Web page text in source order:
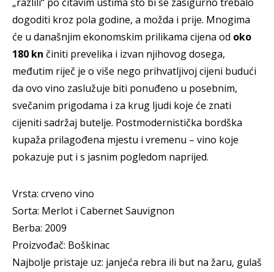
dogoditi kroz pola godine, a možda i prije. Mnogima
će u današnjim ekonomskim prilikama cijena od oko
180 kn činiti prevelika i izvan njihovog dosega,
međutim riječ je o više nego prihvatljivoj cijeni budući
da ovo vino zaslužuje biti ponuđeno u posebnim,
svečanim prigodama i za krug ljudi koje će znati
cijeniti sadržaj butelje. Postmodernistička bordška
kupaža prilagođena mjestu i vremenu – vino koje
pokazuje put i s jasnim pogledom naprijed.
Vrsta: crveno vino
Sorta: Merlot i Cabernet Sauvignon
Berba: 2009
Proizvođač: Boškinac
Najbolje pristaje uz: janjeća rebra ili but na žaru, gulaš